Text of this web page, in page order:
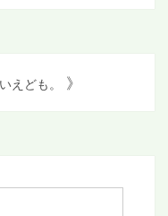
えども。 》